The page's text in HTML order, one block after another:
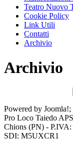
Teatro Nuovo
Cookie Policy
Link Utili
Contatti
Archivio
Archivio
Powered by
Pro Loco Taiedo
Chions (PN) -
SDI: M5UXCR1